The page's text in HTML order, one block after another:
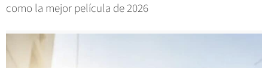
como la mejor película de 2026